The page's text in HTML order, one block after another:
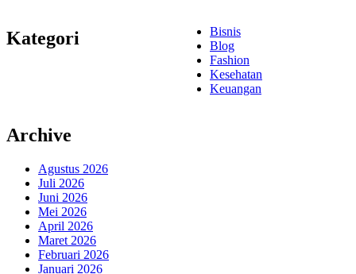
Kategori
Bisnis
Blog
Fashion
Kesehatan
Keuangan
Archive
Agustus 2026
Juli 2026
Juni 2026
Mei 2026
April 2026
Maret 2026
Februari 2026
Januari 2026